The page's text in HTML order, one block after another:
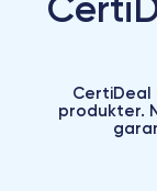
produkter.